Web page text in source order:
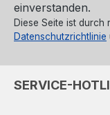
einverstanden.
Diese Seite ist durch
Datenschutzrichtlinie
SERVICE-